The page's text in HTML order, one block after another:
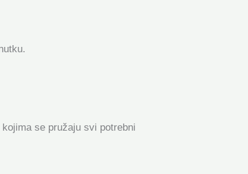
se pružaju svi potrebni